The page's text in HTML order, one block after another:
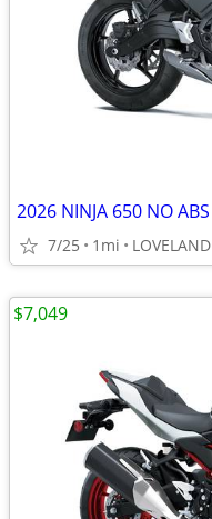
2026 NINJA 650 NO ABS
7/25 1mi LOVELAND
$7,049